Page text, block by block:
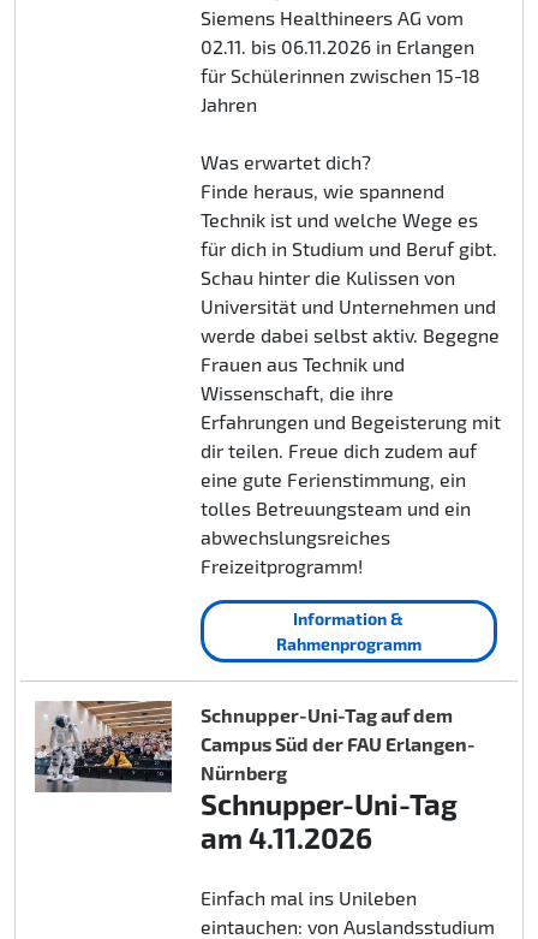
Siemens Healthineers AG vom
02.11. bis 06.11.2026 in Erlangen
für Schülerinnen zwischen 15-18
Jahren
Was erwartet dich?
Finde heraus, wie spannend
Technik ist und welche Wege es
für dich in Studium und Beruf gibt.
Schau hinter die Kulissen von
Universität und Unternehmen und
werde dabei selbst aktiv. Begegne
Frauen aus Technik und
Wissenschaft, die ihre
Erfahrungen und Begeisterung mit
dir teilen. Freue dich zudem auf
eine gute Ferienstimmung, ein
tolles Betreuungsteam und ein
abwechslungsreiches
Freizeitprogramm!
Information &
Rahmenprogramm
Schnupper-Uni-Tag auf dem
Campus Süd der FAU Erlangen-
Nürnberg
Schnupper-Uni-Tag
am 4.11.2026
Einfach mal ins Unileben
eintauchen: von Auslandsstudium